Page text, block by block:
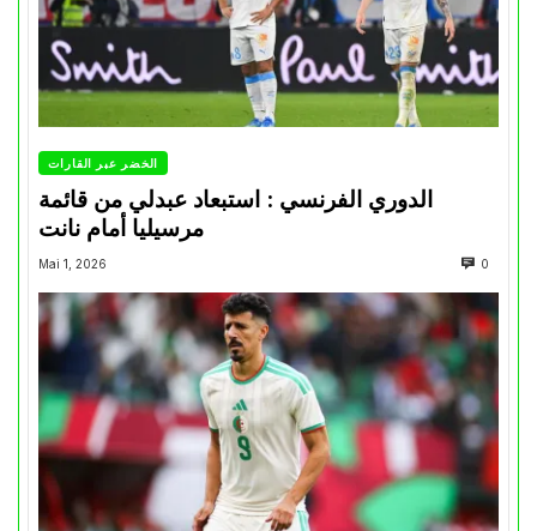
الخضر عبر القارات
الدوري الفرنسي : استبعاد عبدلي من قائمة
مرسيليا أمام نانت
Mai 1, 2026 0